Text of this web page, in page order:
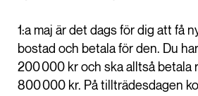
1:a maj är det dags för dig att få
bostad och betala för den. Du
200 000 kr och ska alltså betala
800 000 kr. På tillträdesdagen